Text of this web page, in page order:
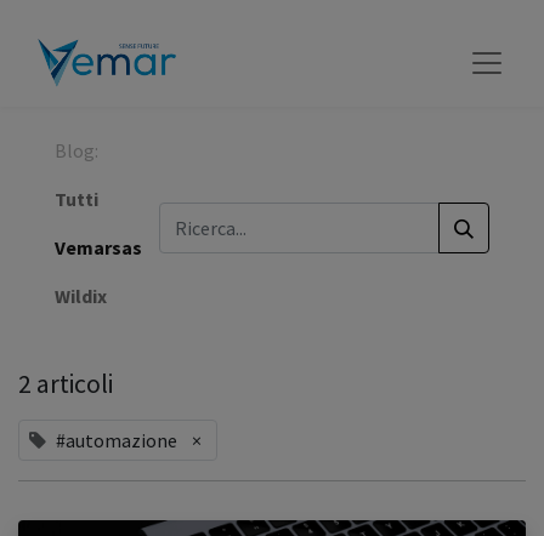
Blog:
Tutti
Vemarsas
Wildix
2 articoli
#automazione ×